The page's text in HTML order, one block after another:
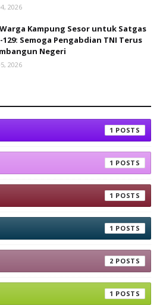
2026
Kampung Sesor untuk Satgas
129: Semoga Pengabdian TNI Terus
Negeri
2026
1
1
1
1
2
1